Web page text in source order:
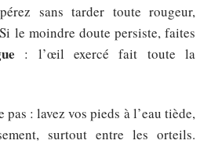
sans tarder toute rougeur,
le moindre doute persiste, faites
: l’œil exercé fait toute la
pas : lavez vos pieds à l’eau tiède,
surtout entre les orteils.